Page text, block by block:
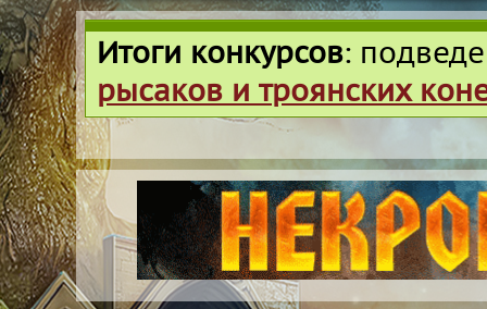
Итоги конкурсов:
рысаков и троянских